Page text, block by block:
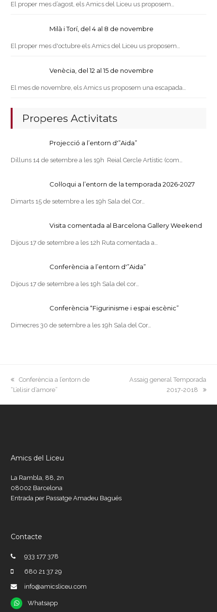
El proper mes d’agost, els Amics del Liceu us proposem…
Milà i Torí, del 4 al 8 de novembre
El proper mes d'octubre els Amics del Liceu us proposem…
Venècia, del 12 al 15 de novembre
El mes de novembre, els Amics us proposem una escapada…
Properes Activitats
Projecció a l’entorn d'”Aida”
Dilluns 14 de setembre a les 19h Reial Cercle Artístic (com…
Col·loqui a l’entorn de la temporada 2026-2027
Dimarts 15 de setembre a les 19h Sala del Cor…
Visita comentada al Barcelona Gallery Weekend
Dijous 17 de setembre a les 12h Ruta comentada a…
Conferència a l’entorn d'”Aida”
Dijous 17 de setembre a les 19h Sala del cor…
Conferència “Figurinisme i espai escènic”
Dimecres 30 de setembre a les 19h Sala del Cor…
previous
post:
Conferència a l’entorn de
“L’elisir d’amore”
next
Assaig general Temporada
2017-2018
Amics del Liceu
La Rambla, 88, 2n
08002 Barcelona
Entrada per Passatge Amadeu Bagués
Contacte
933 177 378
680 21 37 29
info@amicsliceu.com
Whatsapp
Whatsapp